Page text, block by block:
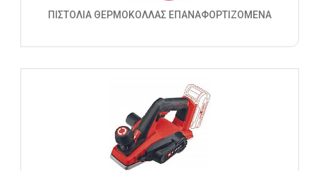
ΠΙΣΤΟΛΙΑ ΘΕΡΜΟΚΟΛΛΑΣ ΕΠΑΝΑΦΟΡΤΙΖΟΜΕΝΑ